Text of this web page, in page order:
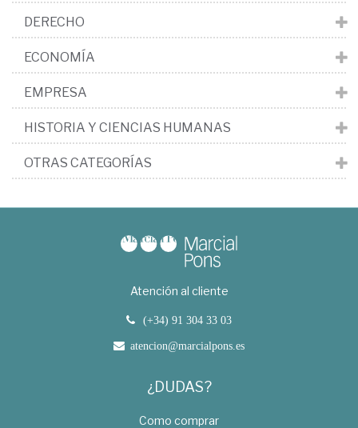
DERECHO
ECONOMÍA
EMPRESA
HISTORIA Y CIENCIAS HUMANAS
OTRAS CATEGORÍAS
Atención al cliente
(+34) 91 304 33 03
atencion@marcialpons.es
¿DUDAS?
Como comprar